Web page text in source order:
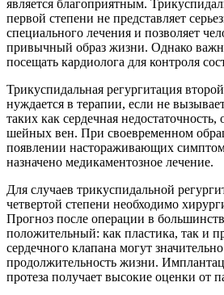
является благоприятным.
первой степени не представляет
специального лечения и позволяет
привычный образ жизни. Однако
посещать кардиолога для контроля
Трикуспидальная регургитация
нуждается в терапии, если не
таких как сердечная
шейных вен. При своевременном
появлении настораживающих
назначено медикаментозное лечение.
Для случаев трикуспидальной
четвертой степени необходимо
Прогноз после операции в
положительный: как пластика, так и
сердечного клапана могут
продолжительность жизни.
протеза получает высокие оценки от